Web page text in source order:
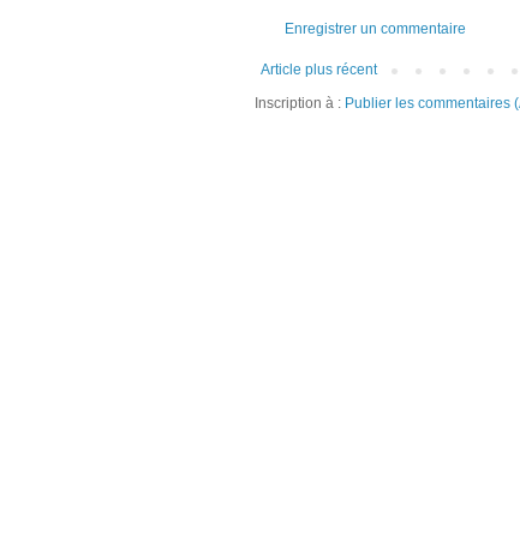
Enregistrer un commentaire
Article plus récent
Inscription à : Publier les commentaires